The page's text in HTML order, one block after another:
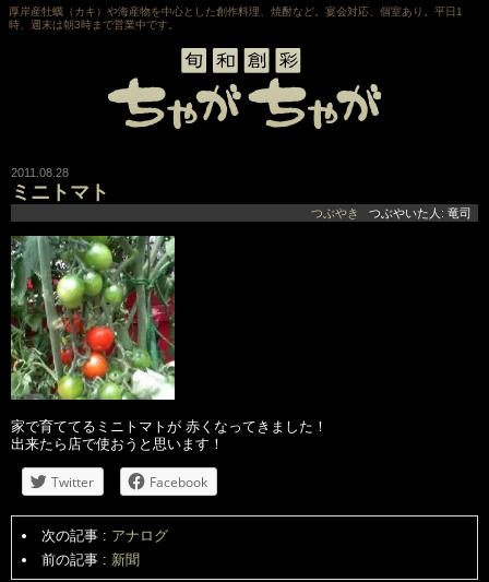
厚岸産牡蠣（カキ）や海産物を中心とした創作料理、焼酎など。宴会対応、個室あり。平日1
時、週末は朝3時まで営業中です。
2011.08.28
ミニトマト
つぶやき つぶやいた人: 竜司
家で育ててるミニトマトが 赤くなってきました！
出来たら店で使おうと思います！
Twitter Facebook
次の記事 : アナログ
前の記事 : 新聞